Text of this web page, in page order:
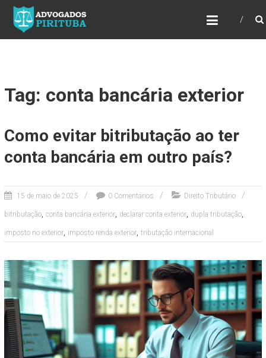
ADVOGADOS PIRITUBA
Precisando de advogado? Entre em contato!
Fazemos toda a assessoria que você
Tag: conta bancária exterior
Como evitar bitributação ao ter
conta bancária em outro país?
15 de maio de 2025 0 Comentários Direito Tributário
bitributação, conta bancária exterior, declarar conta exterior, dupla tributação,
imposto no exterior, imposto renda exterior, tributação internacional